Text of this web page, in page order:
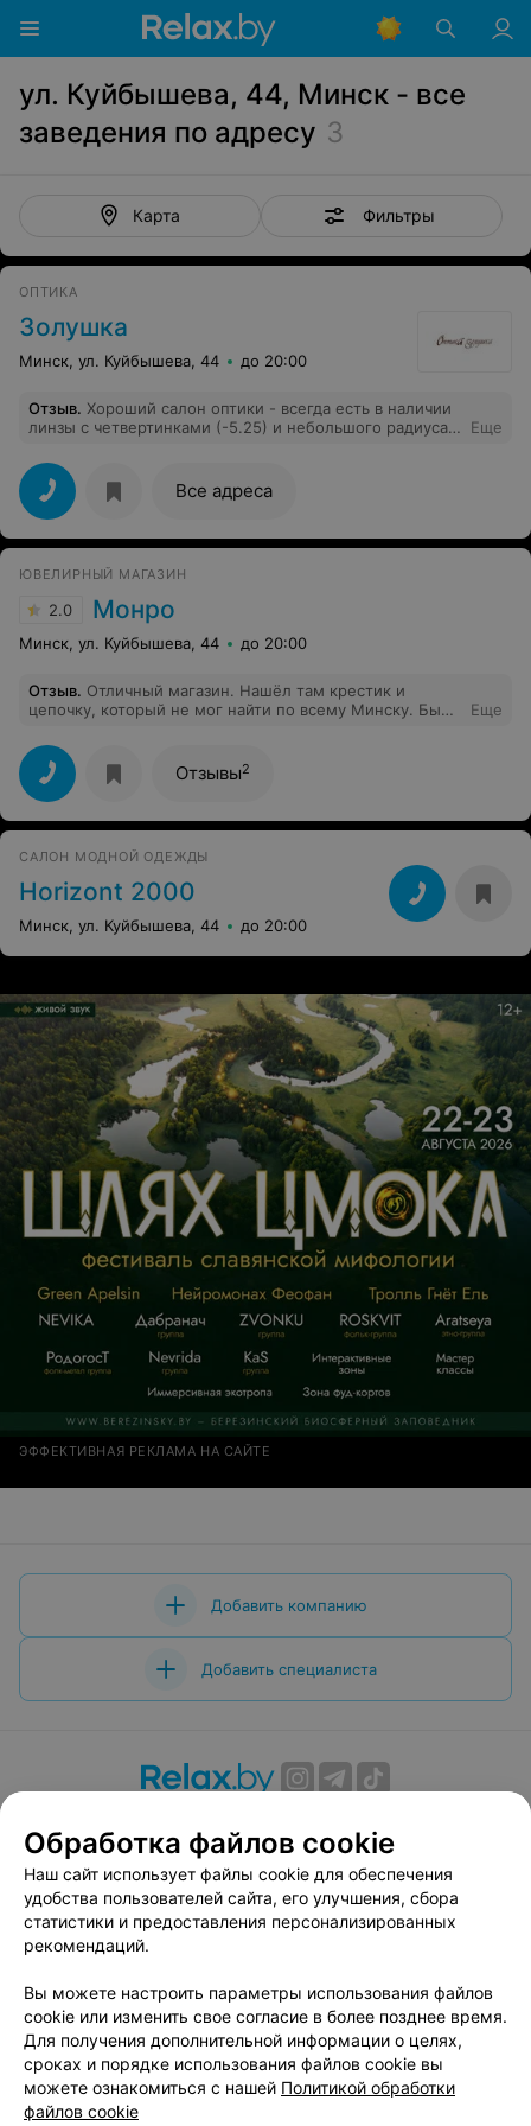
ул. Куйбышева, 44, Минск - все
заведения по адресу 3
Карта Фильтры
ОПТИКА
Золушка
Минск, ул. Куйбышева, 44 до 20:00
Отзыв. Хороший салон оптики - всегда есть в наличии
линзы с четвертинками (-5.25) и небольшого радиуса.
Поехала в "Золушку" на Воронянского 1а - были в
наличии, и даже на выбор. Было приятно, что зайдя в
салон в 8-55 (а начинают работать с 9) меня всё равно
обслужили и подарили фирменну шоколадку.
Обращалась до этого не раз - только положительные
Еще
Все адреса
ЮВЕЛИРНЫЙ МАГАЗИН
2.0 Монро
Минск, ул. Куйбышева, 44 до 20:00
Отзыв. Отличный магазин. Нашёл там крестик и
цепочку, который не мог найти по всему Минску. Были
магазине "Монро" на ул. Лобанка. 81.
Еще
Отзывы2
САЛОН МОДНОЙ ОДЕЖДЫ
Horizont 2000
Минск, ул. Куйбышева, 44 до 20:00
ЭФФЕКТИВНАЯ РЕКЛАМА НА САЙТЕ
Добавить компанию
Добавить специалиста
Вакансии
Публичный договор
Способы оплаты
Публичный договор по использованию сервиса
«Афиша»
Пользовательское соглашение
Связаться по вопросам сотрудничества
Написать руководителю relax.by
Персональные настройки cookie
Обработка персональных данных
Обработка файлов cookie
Наш сайт использует файлы cookie для обеспечения
удобства пользователей сайта, его улучшения, сбора
статистики и предоставления персонализированных
рекомендаций.
Вы можете настроить параметры использования файлов
cookie или изменить свое согласие в более позднее время.
Для получения дополнительной информации о целях,
сроках и порядке использования файлов cookie вы
можете ознакомиться с нашей Политикой обработки
файлов cookie